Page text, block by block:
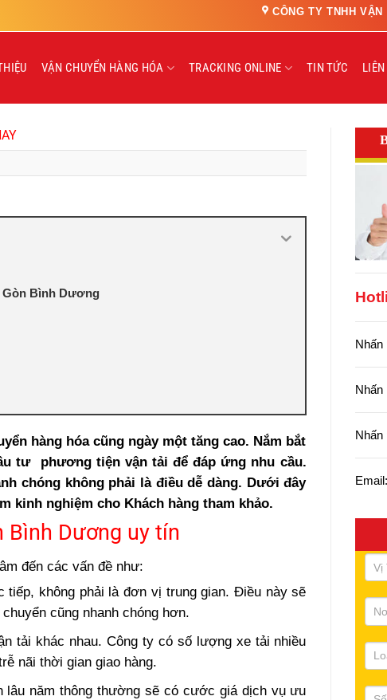
CÔNG TY TNHH
VẬN CHUYỂN HÀNG HÓA TRACKING ONLINE TIN TỨC LIÊN
Gòn Bình Dương
hàng hóa cũng ngày một tăng cao. Nắm bắt
tư phương tiện vận tải để đáp ứng nhu cầu.
chóng không phải là điều dễ dàng. Dưới đây
kinh nghiệm cho Khách hàng tham khảo.
Bình Dương uy tín
đến các vấn đề như:
không phải là đơn vị trung gian. Điều này sẽ
cũng nhanh chóng hơn.
tải khác nhau. Công ty có số lượng xe tải nhiều
nãi thời gian giao hàng.
năm thông thường sẽ có cước giá dịch vụ ưu
Nhấn
Nhấn
Nhấn